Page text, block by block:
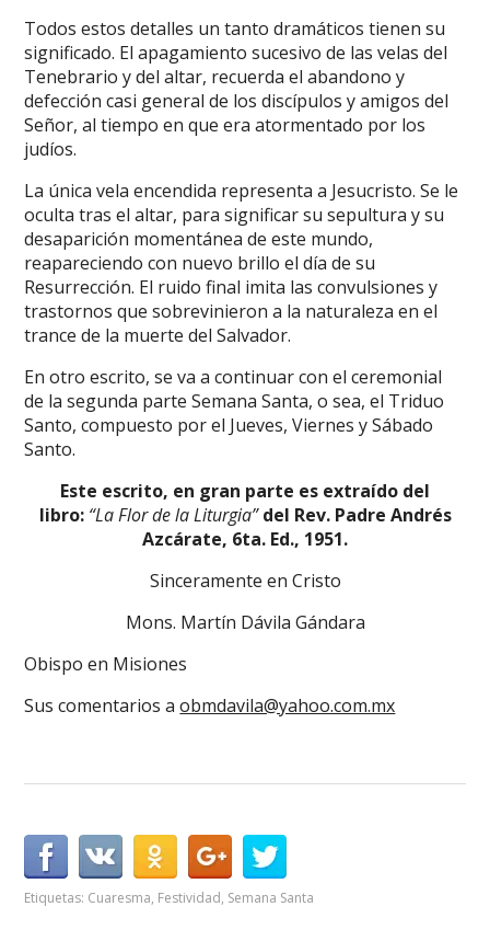
Todos estos detalles un tanto dramáticos tienen su
significado. El apagamiento sucesivo de las velas del
Tenebrario y del altar, recuerda el abandono y
defección casi general de los discípulos y amigos del
Señor, al tiempo en que era atormentado por los
judíos.
La única vela encendida representa a Jesucristo. Se le
oculta tras el altar, para significar su sepultura y su
desaparición momentánea de este mundo,
reapareciendo con nuevo brillo el día de su
Resurrección. El ruido final imita las convulsiones y
trastornos que sobrevinieron a la naturaleza en el
trance de la muerte del Salvador.
En otro escrito, se va a continuar con el ceremonial
de la segunda parte Semana Santa, o sea, el Triduo
Santo, compuesto por el Jueves, Viernes y Sábado
Santo.
Este escrito, en gran parte es extraído del
libro: “La Flor de la Liturgia”del Rev. Padre Andrés
Azcárate, 6ta. Ed., 1951.
Sinceramente en Cristo
Mons. Martín Dávila Gándara
Obispo en Misiones
Sus comentarios aobmdavila@yahoo.com.mx
Etiquetas: Cuaresma, Festividad, Semana Santa